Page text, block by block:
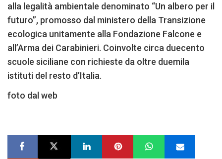
alla legalità ambientale denominato “Un albero per il
futuro”, promosso dal ministero della Transizione
ecologica unitamente alla Fondazione Falcone e
all’Arma dei Carabinieri. Coinvolte circa duecento
scuole siciliane con richieste da oltre duemila
istituti del resto d’Italia.
foto dal web